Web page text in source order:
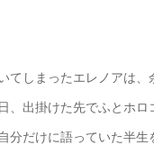
しまったエレノアは
、出掛けた先でふとホ
分だけに語っていた半